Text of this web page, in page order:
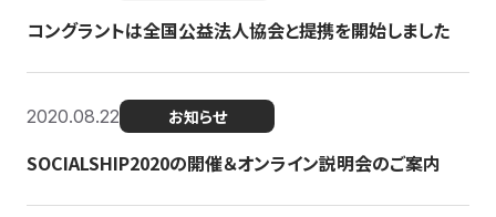
コングラントは全国公益法人協会と提携を開始しました
2020.08.22 お知らせ
SOCIALSHIP2020の開催＆オンライン説明会のご案内